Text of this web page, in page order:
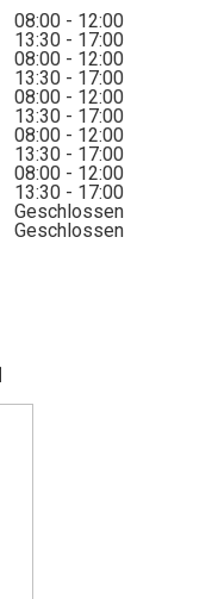
08:00 - 12:00
13:30 - 17:00
08:00 - 12:00
13:30 - 17:00
08:00 - 12:00
13:30 - 17:00
08:00 - 12:00
13:30 - 17:00
08:00 - 12:00
13:30 - 17:00
Geschlossen
Geschlossen